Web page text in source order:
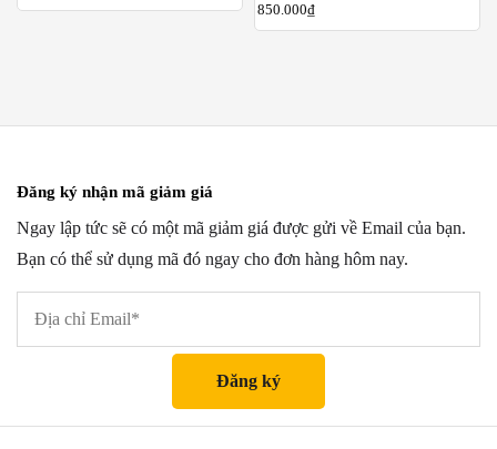
850.000₫
Đăng ký nhận mã giảm giá
Ngay lập tức sẽ có một mã giảm giá được gửi về Email của bạn.
Bạn có thể sử dụng mã đó ngay cho đơn hàng hôm nay.